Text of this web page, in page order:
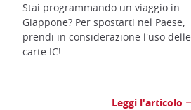
Stai programmando un viaggio in
Giappone? Per spostarti nel Paese,
prendi in considerazione l'uso delle
carte IC!
Leggi l'articolo